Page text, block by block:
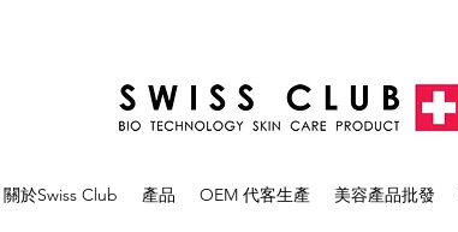
關於Swiss Club 產品 OEM 代客生產 美容產品批發